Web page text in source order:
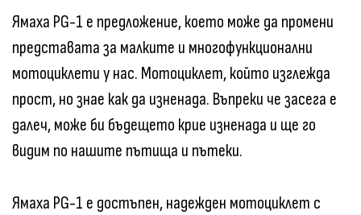
Ямаха PG-1 е предложение, което може да промени
представата за малките и многофункционални
мотоциклети у нас. Мотоциклет, който изглежда
прост, но знае как да изненада. Въпреки че засега е
далеч, може би бъдещето крие изненада и ще го
видим по нашите пътища и пътеки.
Ямаха PG-1 е достъпен, надежден мотоциклет с